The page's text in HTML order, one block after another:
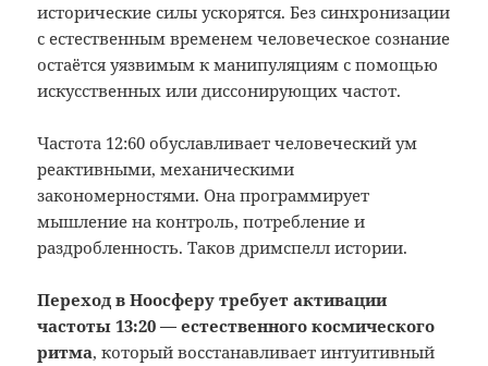
исторические силы ускорятся. Без синхронизации
с естественным временем человеческое сознание
остаётся уязвимым к манипуляциям с помощью
искусственных или диссонирующих частот.
Частота 12:60 обуславливает человеческий ум
реактивными, механическими
закономерностями. Она программирует
мышление на контроль, потребление и
раздробленность. Таков дримспелл истории.
Переход в Ноосферу требует активации
частоты 13:20 — естественного космического
ритма, который восстанавливает интуитивный